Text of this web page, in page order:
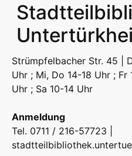
Strümpfelbacher Str. 45 |
Uhr ; Mi, Do 14-18 Uhr ; Fr
Uhr ; Sa 10-14 Uhr
Anmeldung
Tel. 0711 / 216-57723 |